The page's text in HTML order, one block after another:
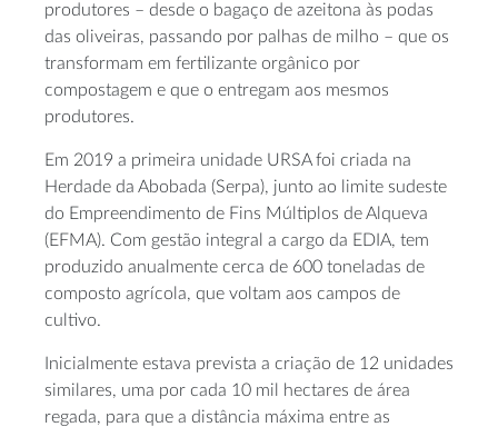
produtores – desde o bagaço de azeitona às podas
das oliveiras, passando por palhas de milho – que os
transformam em fertilizante orgânico por
compostagem e que o entregam aos mesmos
produtores.
Em 2019 a primeira unidade URSA foi criada na
Herdade da Abobada (Serpa), junto ao limite sudeste
do Empreendimento de Fins Múltiplos de Alqueva
(EFMA). Com gestão integral a cargo da EDIA, tem
produzido anualmente cerca de 600 toneladas de
composto agrícola, que voltam aos campos de
cultivo.
Inicialmente estava prevista a criação de 12 unidades
similares, uma por cada 10 mil hectares de área
regada, para que a distância máxima entre as